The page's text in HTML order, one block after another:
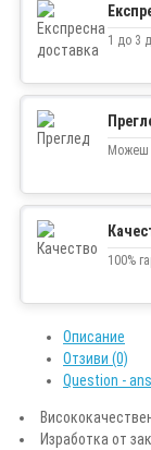
1 до 3
Можеш
100%
Описание
Отзиви (0)
Question -
Изработка от